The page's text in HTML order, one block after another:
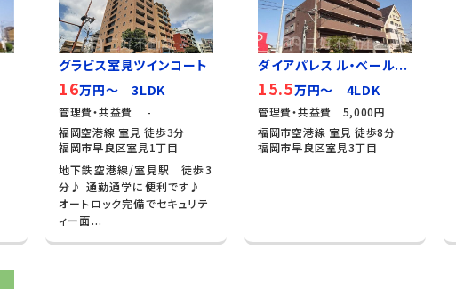
グラビス室見ツインコート
16万円～ 3LDK
管理費・共益費 -
福岡空港線 室見 徒歩3分
福岡市早良区室見1丁目
地下鉄空港線/室見駅 徒歩3
分♪ 通勤通学に便利です♪
オートロック完備でセキュリテ
ィー面...
ダイアパレス ル・ベール...
15.5万円～ 4LDK
管理費・共益費 5,000円
福岡市空港線 室見 徒歩8分
福岡市早良区室見3丁目